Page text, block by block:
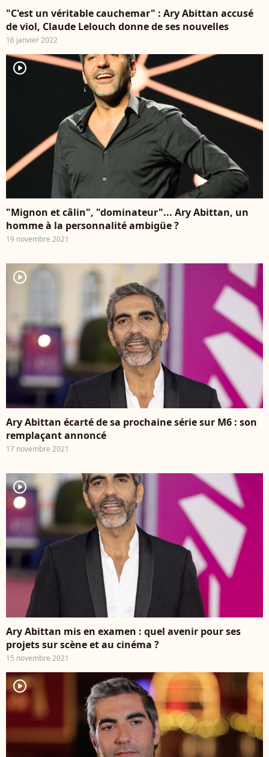
"C'est un véritable cauchemar" : Ary Abittan accusé
de viol, Claude Lelouch donne de ses nouvelles
16 janvier 2022
player2
"Mignon et câlin", "dominateur"... Ary Abittan, un
homme à la personnalité ambigüe ?
19 novembre 2021
player2
Ary Abittan écarté de sa prochaine série sur M6 : son
remplaçant annoncé
17 novembre 2021
player2
Ary Abittan mis en examen : quel avenir pour ses
projets sur scène et au cinéma ?
15 novembre 2021
player2